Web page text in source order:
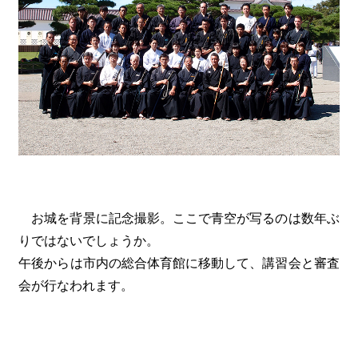
お城を背景に記念撮影。ここで青空が写るのは数年ぶ
りではないでしょうか。
午後からは市内の総合体育館に移動して、講習会と審査
会が行なわれます。